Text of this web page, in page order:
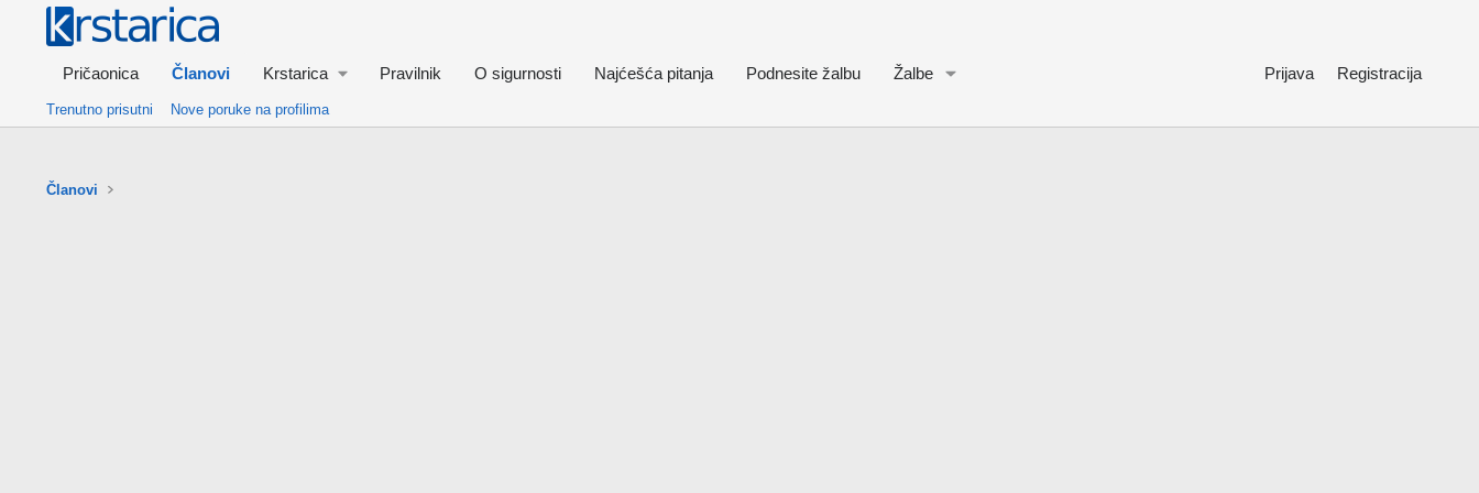
Pričaonica Članovi Krstarica Pravilnik O sigurnosti Najćešća pitanja Podnesite žalbu Žalbe Prijava Registracija
Trenutno prisutni Nove poruke na profilima
Članovi